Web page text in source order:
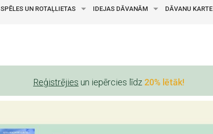
SPĒLES UN ROTAĻLIETAS IDEJAS DĀVANĀM DĀVANU KARTE
Reģistrējies un iepērcies līdz 20% lētāk!